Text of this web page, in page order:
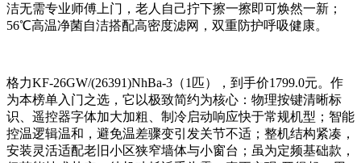
洁无需专业师傅上门，老人自己拧下擦一擦即可焕然一新；
56℃高温净菌自洁搭配高密度滤网，双重防护呼吸健康。
格力KF-26GW/(26391)NhBa-3（1匹），到手价1799.0元。作
为本榜单入门之选，它以极致简约为核心：物理按键清晰标
识、遥控器字体加大加粗、制冷启动响应快于常规机型；智能
控温逻辑温和，避免温差骤变引发关节不适；整机结构紧凑，
安装灵活适配老旧小区狭窄墙体与小窗台；虽为定频基础款，